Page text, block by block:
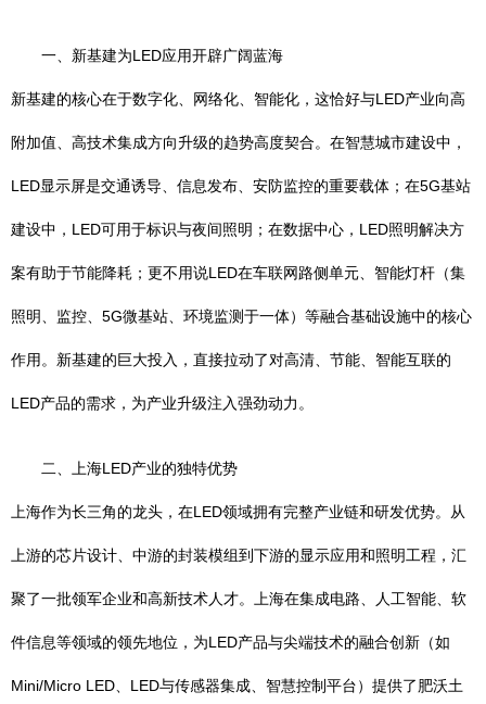
一、新基建为LED应用开辟广阔蓝海
新基建的核心在于数字化、网络化、智能化，这恰好与LED产业向高
附加值、高技术集成方向升级的趋势高度契合。在智慧城市建设中，
LED显示屏是交通诱导、信息发布、安防监控的重要载体；在5G基站
建设中，LED可用于标识与夜间照明；在数据中心，LED照明解决方
案有助于节能降耗；更不用说LED在车联网路侧单元、智能灯杆（集
照明、监控、5G微基站、环境监测于一体）等融合基础设施中的核心
作用。新基建的巨大投入，直接拉动了对高清、节能、智能互联的
LED产品的需求，为产业升级注入强劲动力。
二、上海LED产业的独特优势
上海作为长三角的龙头，在LED领域拥有完整产业链和研发优势。从
上游的芯片设计、中游的封装模组到下游的显示应用和照明工程，汇
聚了一批领军企业和高新技术人才。上海在集成电路、人工智能、软
件信息等领域的领先地位，为LED产品与尖端技术的融合创新（如
Mini/Micro LED、LED与传感器集成、智慧控制平台）提供了肥沃土